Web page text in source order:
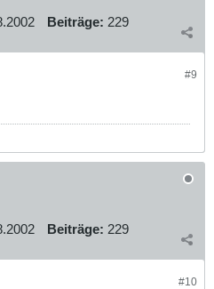
Beiträge: 229
#9
Beiträge: 229
#10